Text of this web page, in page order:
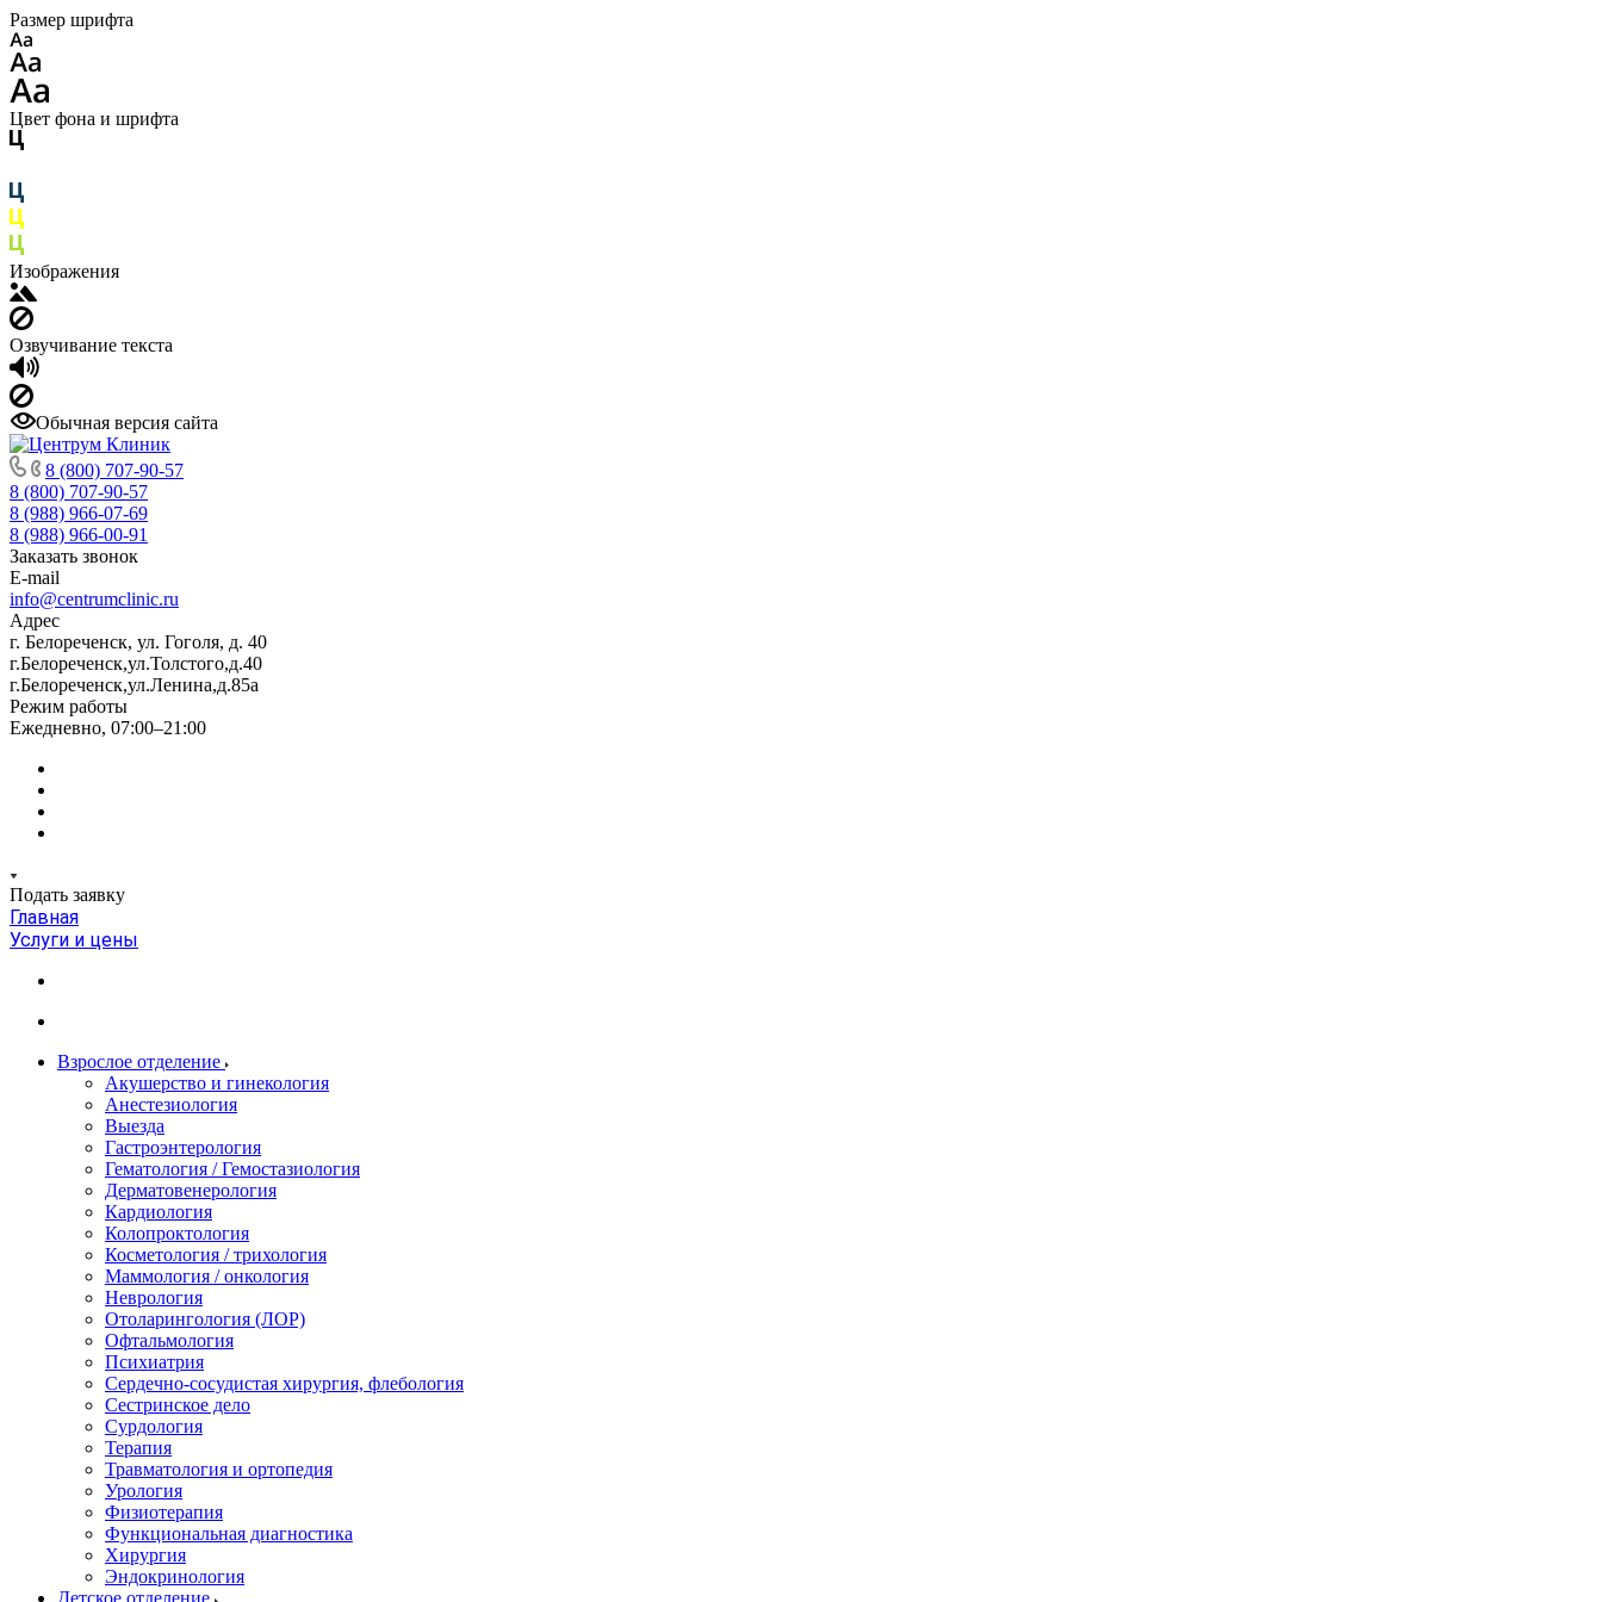
Размер шрифта
Цвет фона и шрифта
Изображения
Озвучивание текста
Обычная версия сайта
8 (800) 707-90-57
8 (800) 707-90-57
8 (988) 966-07-69
8 (988) 966-00-91
Заказать звонок
E-mail
info@centrumclinic.ru
Адрес
г. Белореченск, ул. Гоголя, д. 40
г.Белореченск,ул.Толстого,д.40
г.Белореченск,ул.Ленина,д.85а
Режим работы
Ежедневно, 07:00–21:00
Подать заявку
Главная
Услуги и цены
Взрослое отделение
Акушерство и гинекология
Анестезиология
Выезда
Гастроэнтерология
Гематология / Гемостазиология
Дерматовенерология
Кардиология
Колопроктология
Косметология / трихология
Маммология / онкология
Неврология
Отоларингология (ЛОР)
Офтальмология
Психиатрия
Сердечно-сосудистая хирургия, флебология
Сестринское дело
Сурдология
Терапия
Травматология и ортопедия
Урология
Физиотерапия
Функциональная диагностика
Хирургия
Эндокринология
Детское отделение